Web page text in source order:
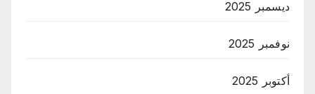
ديسمبر 2025
نوفمبر 2025
أكتوبر 2025